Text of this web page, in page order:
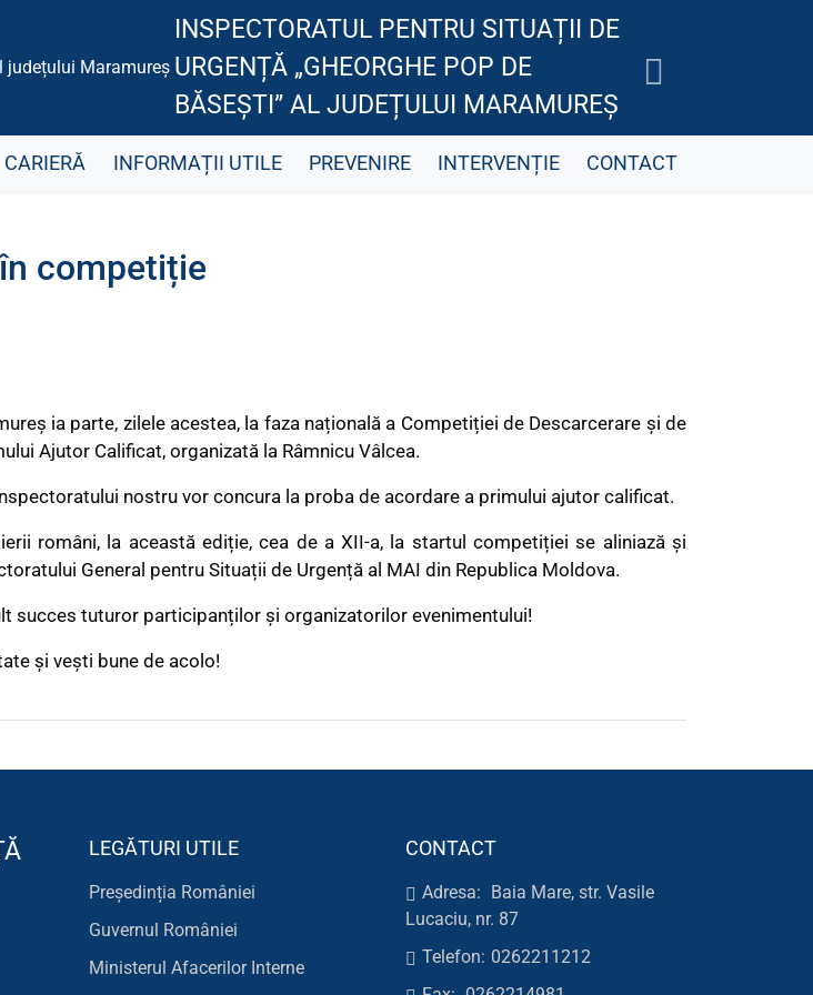
INSPECTORATUL PENTRU SITUAȚII DE
URGENȚĂ „GHEORGHE POP DE
BĂSEȘTI” AL JUDEȚULUI MARAMUREȘ
CARIERĂ INFORMAȚII UTILE PREVENIRE INTERVENȚIE CONTACT
competiție
ia parte, zilele acestea, la faza națională a Competiției de Descarcerare și de
Ajutor Calificat, organizată la Râmnicu Vâlcea.
nostru vor concura la proba de acordare a primului ajutor calificat.
români, la această ediție, cea de a XII-a, la startul competiției se aliniază și
General pentru Situații de Urgență al MAI din Republica Moldova.
succes tuturor participanților și organizatorilor evenimentului!
și vești bune de acolo!
LEGĂTURI UTILE
Președinția României
Guvernul României
Ministerul Afacerilor Interne
CONTACT
Adresa: Baia Mare, str. Vasile
Lucaciu, nr. 87
Telefon: 0262211212